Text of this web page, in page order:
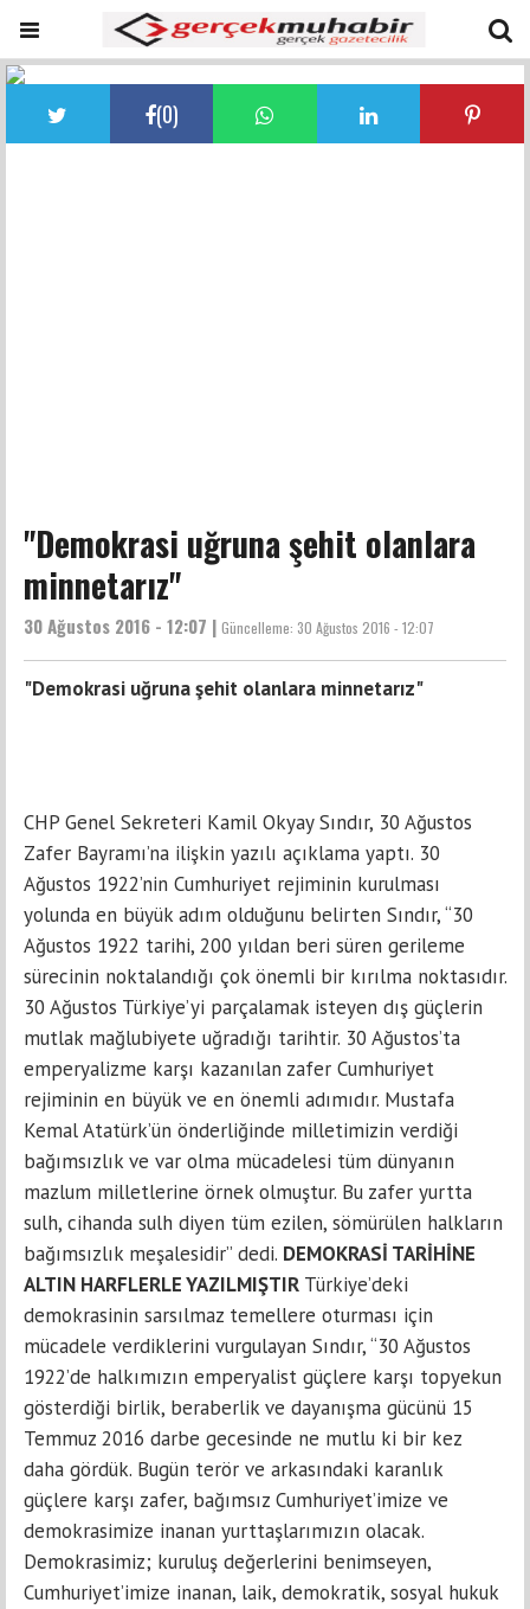
(0)
"Demokrasi uğruna şehit olanlara
minnetarız"
30 Ağustos 2016 - 12:07 | Güncelleme: 30 Ağustos 2016 - 12:07
"Demokrasi uğruna şehit olanlara minnetarız"
CHP Genel Sekreteri Kamil Okyay Sındır, 30 Ağustos
Zafer Bayramı’na ilişkin yazılı açıklama yaptı. 30
Ağustos 1922’nin Cumhuriyet rejiminin kurulması
yolunda en büyük adım olduğunu belirten Sındır, “30
Ağustos 1922 tarihi, 200 yıldan beri süren gerileme
sürecinin noktalandığı çok önemli bir kırılma noktasıdır.
30 Ağustos Türkiye’yi parçalamak isteyen dış güçlerin
mutlak mağlubiyete uğradığı tarihtir. 30 Ağustos’ta
emperyalizme karşı kazanılan zafer Cumhuriyet
rejiminin en büyük ve en önemli adımıdır. Mustafa
Kemal Atatürk’ün önderliğinde milletimizin verdiği
bağımsızlık ve var olma mücadelesi tüm dünyanın
mazlum milletlerine örnek olmuştur. Bu zafer yurtta
sulh, cihanda sulh diyen tüm ezilen, sömürülen halkların
bağımsızlık meşalesidir” dedi. DEMOKRASİ TARİHİNE
ALTIN HARFLERLE YAZILMIŞTIR Türkiye’deki
demokrasinin sarsılmaz temellere oturması için
mücadele verdiklerini vurgulayan Sındır, “30 Ağustos
1922’de halkımızın emperyalist güçlere karşı topyekun
gösterdiği birlik, beraberlik ve dayanışma gücünü 15
Temmuz 2016 darbe gecesinde ne mutlu ki bir kez
daha gördük. Bugün terör ve arkasındaki karanlık
güçlere karşı zafer, bağımsız Cumhuriyet’imize ve
demokrasimize inanan yurttaşlarımızın olacak.
Demokrasimiz; kuruluş değerlerini benimseyen,
Cumhuriyet’imize inanan, laik, demokratik, sosyal hukuk